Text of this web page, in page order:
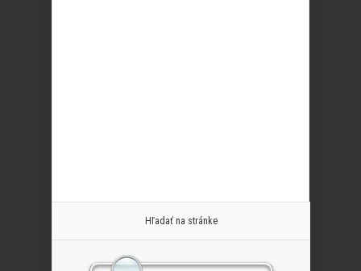
Hľadať na stránke